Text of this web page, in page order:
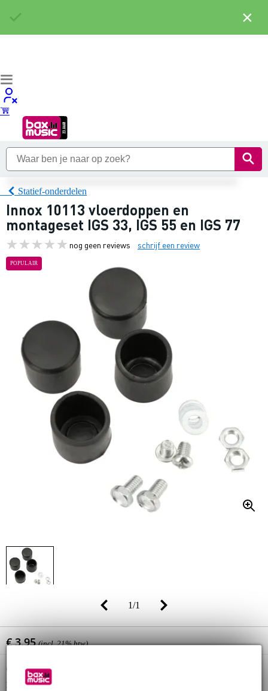
Statief-onderdelen
Innox 10113 vloerdoppen en
montageset IGS 33, IGS 55 en IGS 77
nog geen reviews schrijf een review
POPULAIR
1/1
€ 3,95 (incl. 21% btw)
Online voorraadstatus:
Nog 67 stuks op voorraad in ons magazijn
×